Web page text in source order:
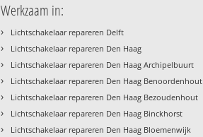
Werkzaam in:
› Lichtschakelaar repareren Delft
› Lichtschakelaar repareren Den Haag
› Lichtschakelaar repareren Den Haag Archipelbuurt
› Lichtschakelaar repareren Den Haag Benoordenhout
› Lichtschakelaar repareren Den Haag Bezoudenhout
› Lichtschakelaar repareren Den Haag Binckhorst
› Lichtschakelaar repareren Den Haag Bloemenwijk